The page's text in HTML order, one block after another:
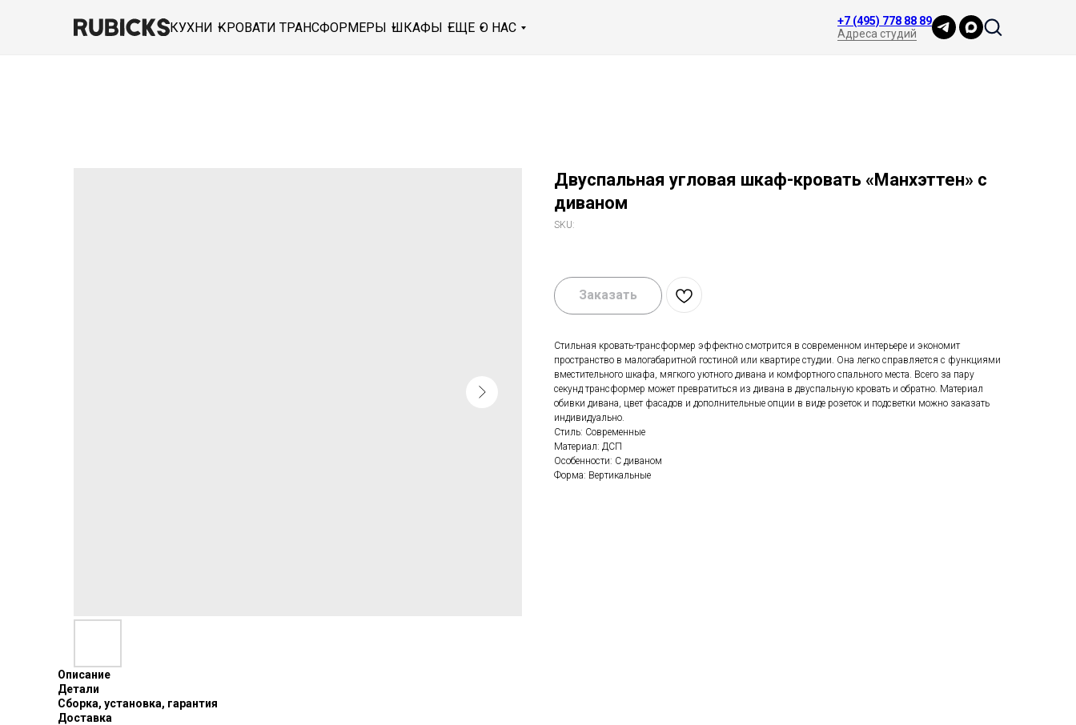
КУХНИ КРОВАТИ ТРАНСФОРМЕРЫ ШКАФЫ ЕЩЕ О НАС
+7 (495) 778 88 89
Адреса студий
Двуспальная угловая шкаф-кровать «Манхэттен» с
диваном
SKU:
Заказать
Стильная кровать-трансформер эффектно смотрится в современном интерьере и экономит
пространство в малогабаритной гостиной или квартире студии. Она легко справляется с функциями
вместительного шкафа, мягкого уютного дивана и комфортного спального места. Всего за пару
секунд трансформер может превратиться из дивана в двуспальную кровать и обратно. Материал
обивки дивана, цвет фасадов и дополнительные опции в виде розеток и подсветки можно заказать
индивидуально.
Стиль: Современные
Материал: ДСП
Особенности: С диваном
Форма: Вертикальные
Описание
Детали
Сборка, установка, гарантия
Доставка